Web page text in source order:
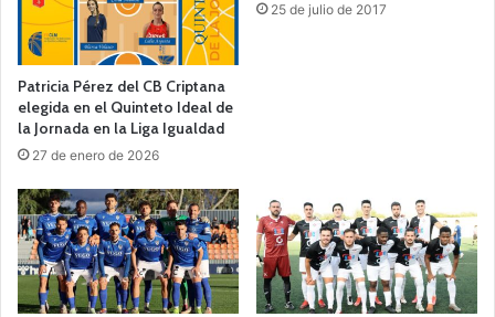
Patricia Pérez del CB Criptana
elegida en el Quinteto Ideal de
la Jornada en la Liga Igualdad
27 de enero de 2026
25 de julio de 2017